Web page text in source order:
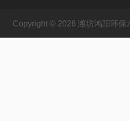
Copyright © 2026 潍坊鸿阳环保